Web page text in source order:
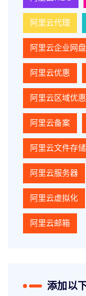
阿里云代理
阿里云企业网盘
阿里云优惠
阿里云区域优惠
阿里云备案
阿里云文件存储
阿里云服务器
阿里云虚拟化
阿里云邮箱
添加以